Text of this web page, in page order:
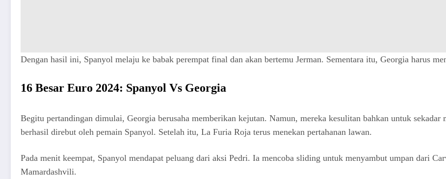
Dengan hasil ini, Spanyol melaju ke babak perempat final dan akan bertemu Jerman. Sementara itu, Georgia harus
16 Besar Euro 2024: Spanyol Vs Georgia
Begitu pertandingan dimulai, Georgia berusaha memberikan kejutan. Namun, mereka kesulitan bahkan untuk
berhasil direbut oleh pemain Spanyol. Setelah itu, La Furia Roja terus menekan pertahanan lawan.
Pada menit keempat, Spanyol mendapat peluang dari aksi Pedri. Ia mencoba sliding untuk menyambut umpan dari
Mamardashvili.